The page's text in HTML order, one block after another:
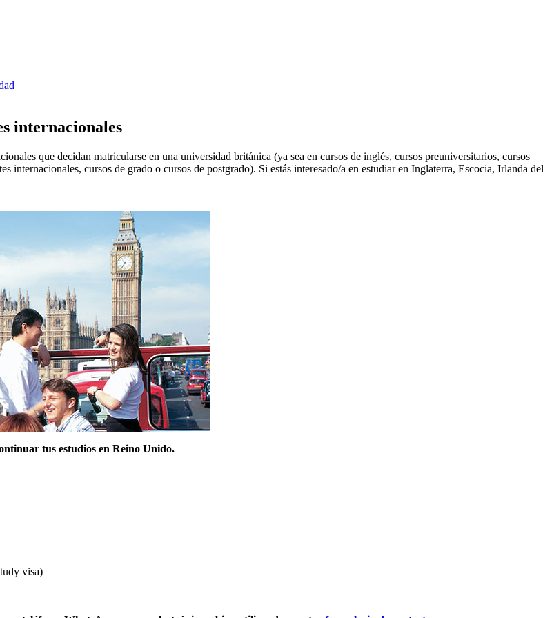
internacionales
que decidan matricularse en una universidad británica (ya sea en cursos de inglés, cursos preuniversitarios, cursos
internacionales, cursos de grado o cursos de postgrado). Si estás interesado/a en estudiar en Inglaterra, Escocia, Irlanda del
tus estudios en Reino Unido.
visa)